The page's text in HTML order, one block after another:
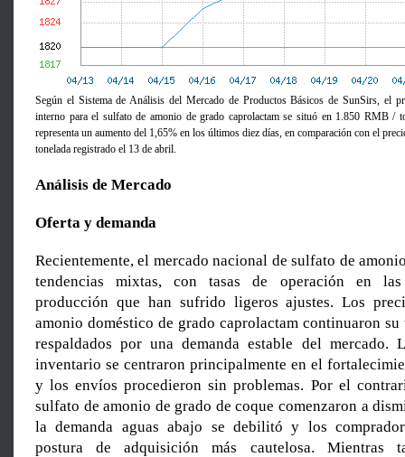
Según el Sistema de Análisis del Mercado de Productos Básicos de SunSirs, el
interno para el sulfato de amonio de grado caprolactam se situó en 1.850 RMB /
representa un aumento del 1,65% en los últimos diez días, en comparación con el
tonelada registrado el 13 de abril.
Análisis de Mercado
Oferta y demanda
Recientemente, el mercado nacional de sulfato de
tendencias mixtas, con tasas de operación en
producción que han sufrido ligeros ajustes. Los
amonio doméstico de grado caprolactam continuaron
respaldados por una demanda estable del mercado.
inventario se centraron principalmente en el
y los envíos procedieron sin problemas. Por el
sulfato de amonio de grado de coque comenzaron a
la demanda aguas abajo se debilitó y los
postura de adquisición más cautelosa. Mientras